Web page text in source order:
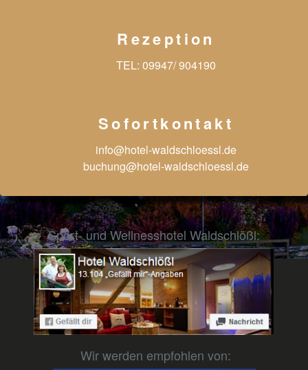
Rezeption
TEL: 09947/ 904190
Sofortkontakt
info@hotel-waldschloessl.de
buchung@hotel-waldschloessl.de
Sport- und Wellnesshotel Waldschlößl:
Wir werden empfohlen von: